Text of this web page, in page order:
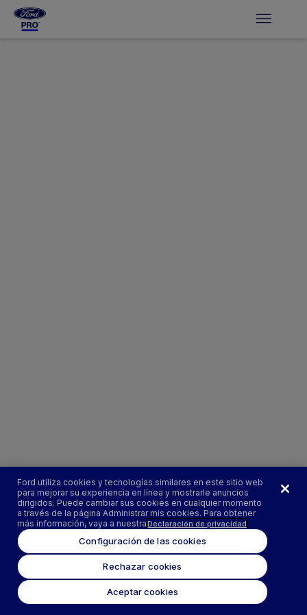
Ford utiliza cookies y tecnologías similares en este sitio web
para mejorar su experiencia en línea y mostrarle anuncios
dirigidos. Puede cambiar sus cookies en cualquier momento
a través de la página Administrar mis cookies. Para obtener
más información, vaya a nuestraDeclaración de privacidad
Configuración de las cookies
Rechazar cookies
Aceptar cookies